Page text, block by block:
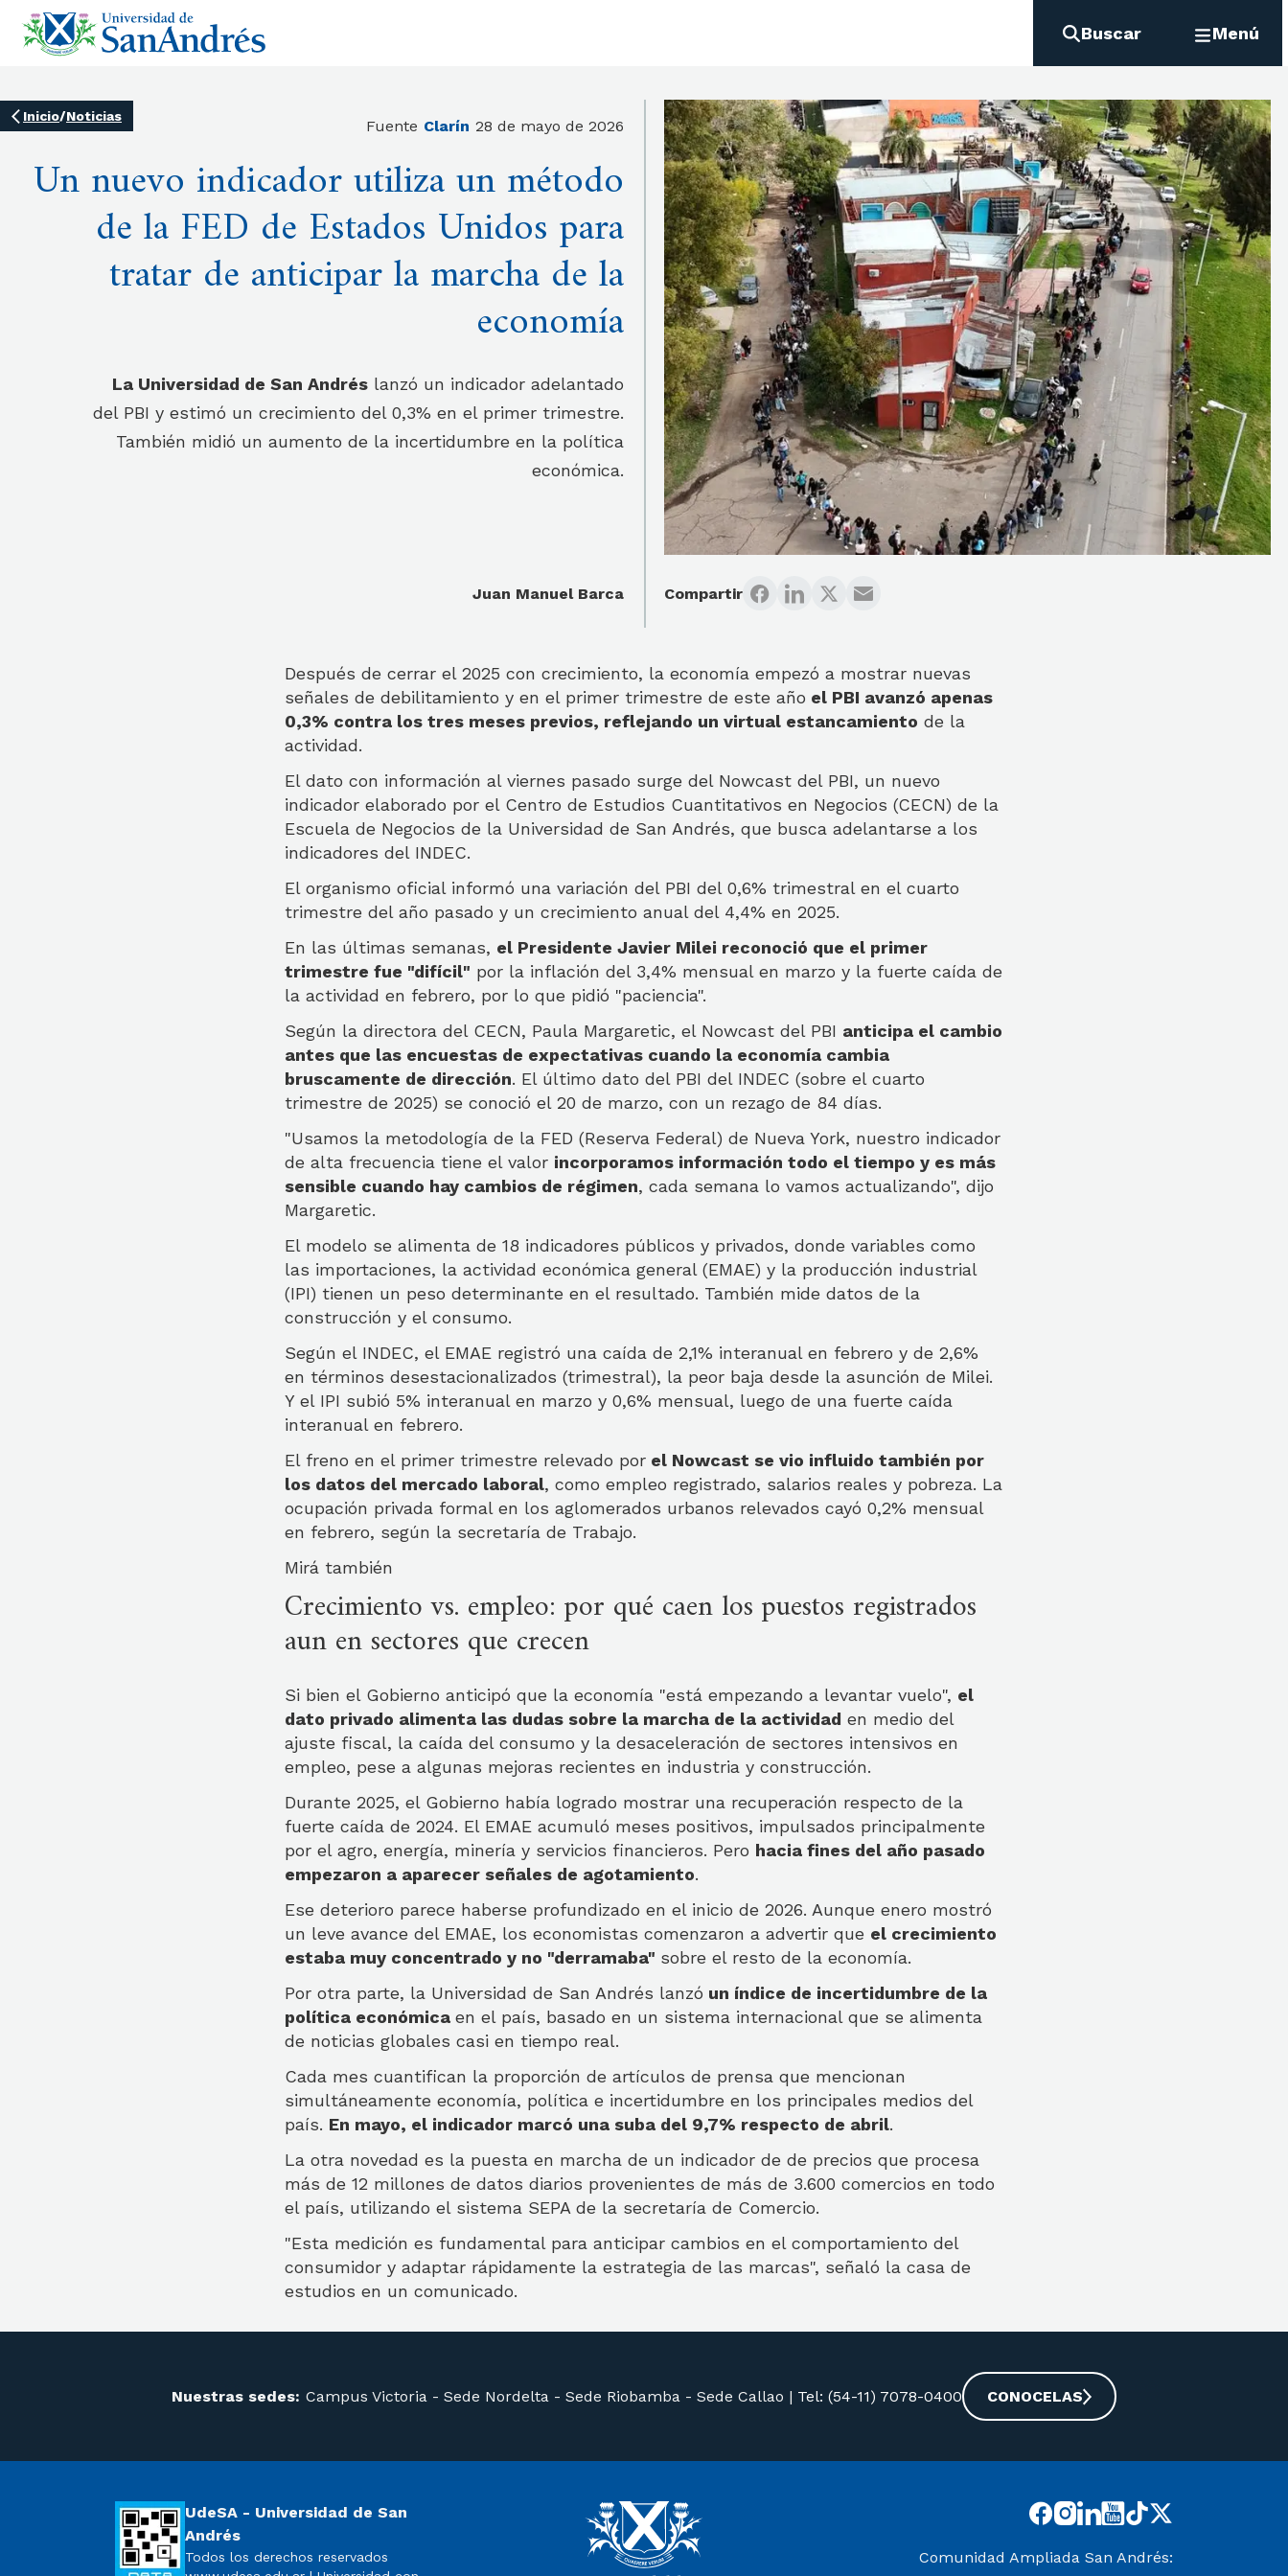
Buscar Menú
Inicio/Noticias
Fuente Clarín 28 de mayo de 2026
Un nuevo indicador utiliza un método
de la FED de Estados Unidos para
tratar de anticipar la marcha de la
economía
La Universidad de San Andrés lanzó un indicador adelantado
del PBI y estimó un crecimiento del 0,3% en el primer trimestre.
También midió un aumento de la incertidumbre en la política
económica.
Juan Manuel Barca Compartir
Después de cerrar el 2025 con crecimiento, la economía empezó a mostrar nuevas
señales de debilitamiento y en el primer trimestre de este año el PBI avanzó apenas
0,3% contra los tres meses previos, reflejando un virtual estancamiento de la
actividad.
El dato con información al viernes pasado surge del Nowcast del PBI, un nuevo
indicador elaborado por el Centro de Estudios Cuantitativos en Negocios (CECN) de la
Escuela de Negocios de la Universidad de San Andrés, que busca adelantarse a los
indicadores del INDEC.
El organismo oficial informó una variación del PBI del 0,6% trimestral en el cuarto
trimestre del año pasado y un crecimiento anual del 4,4% en 2025.
En las últimas semanas, el Presidente Javier Milei reconoció que el primer
trimestre fue "difícil" por la inflación del 3,4% mensual en marzo y la fuerte caída de
la actividad en febrero, por lo que pidió "paciencia".
Según la directora del CECN, Paula Margaretic, el Nowcast del PBI anticipa el cambio
antes que las encuestas de expectativas cuando la economía cambia
bruscamente de dirección. El último dato del PBI del INDEC (sobre el cuarto
trimestre de 2025) se conoció el 20 de marzo, con un rezago de 84 días.
"Usamos la metodología de la FED (Reserva Federal) de Nueva York, nuestro indicador
de alta frecuencia tiene el valor incorporamos información todo el tiempo y es más
sensible cuando hay cambios de régimen, cada semana lo vamos actualizando", dijo
Margaretic.
El modelo se alimenta de 18 indicadores públicos y privados, donde variables como
las importaciones, la actividad económica general (EMAE) y la producción industrial
(IPI) tienen un peso determinante en el resultado. También mide datos de la
construcción y el consumo.
Según el INDEC, el EMAE registró una caída de 2,1% interanual en febrero y de 2,6%
en términos desestacionalizados (trimestral), la peor baja desde la asunción de Milei.
Y el IPI subió 5% interanual en marzo y 0,6% mensual, luego de una fuerte caída
interanual en febrero.
El freno en el primer trimestre relevado por el Nowcast se vio influido también por
los datos del mercado laboral, como empleo registrado, salarios reales y pobreza. La
ocupación privada formal en los aglomerados urbanos relevados cayó 0,2% mensual
en febrero, según la secretaría de Trabajo.
Mirá también
Crecimiento vs. empleo: por qué caen los puestos registrados
aun en sectores que crecen
Si bien el Gobierno anticipó que la economía "está empezando a levantar vuelo", el
dato privado alimenta las dudas sobre la marcha de la actividad en medio del
ajuste fiscal, la caída del consumo y la desaceleración de sectores intensivos en
empleo, pese a algunas mejoras recientes en industria y construcción.
Durante 2025, el Gobierno había logrado mostrar una recuperación respecto de la
fuerte caída de 2024. El EMAE acumuló meses positivos, impulsados principalmente
por el agro, energía, minería y servicios financieros. Pero hacia fines del año pasado
empezaron a aparecer señales de agotamiento.
Ese deterioro parece haberse profundizado en el inicio de 2026. Aunque enero mostró
un leve avance del EMAE, los economistas comenzaron a advertir que el crecimiento
estaba muy concentrado y no "derramaba" sobre el resto de la economía.
Por otra parte, la Universidad de San Andrés lanzó un índice de incertidumbre de la
política económica en el país, basado en un sistema internacional que se alimenta
de noticias globales casi en tiempo real.
Cada mes cuantifican la proporción de artículos de prensa que mencionan
simultáneamente economía, política e incertidumbre en los principales medios del
país. En mayo, el indicador marcó una suba del 9,7% respecto de abril.
La otra novedad es la puesta en marcha de un indicador de de precios que procesa
más de 12 millones de datos diarios provenientes de más de 3.600 comercios en todo
el país, utilizando el sistema SEPA de la secretaría de Comercio.
"Esta medición es fundamental para anticipar cambios en el comportamiento del
consumidor y adaptar rápidamente la estrategia de las marcas", señaló la casa de
estudios en un comunicado.
Nuestras sedes: Campus Victoria - Sede Nordelta - Sede Riobamba - Sede Callao | Tel: (54-11) 7078-0400 CONOCELAS
UdeSA - Universidad de San
Andrés
Todos los derechos reservados
Comunidad Ampliada San Andrés: